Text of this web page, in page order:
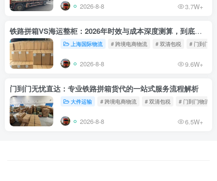
2026-8-8 3.7W+
铁路拼箱VS海运整柜：2026年时效与成本深度测算，到底能省多少钱？
上海国际物流 # 跨境电商物流 # 双清包税 # 门到门物
2026-8-8 9.6W+
门到门无忧直达：专业铁路拼箱货代的一站式服务流程解析
大件运输 # 跨境电商物流 # 双清包税 # 门到门物流
2026-8-8 6.5W+